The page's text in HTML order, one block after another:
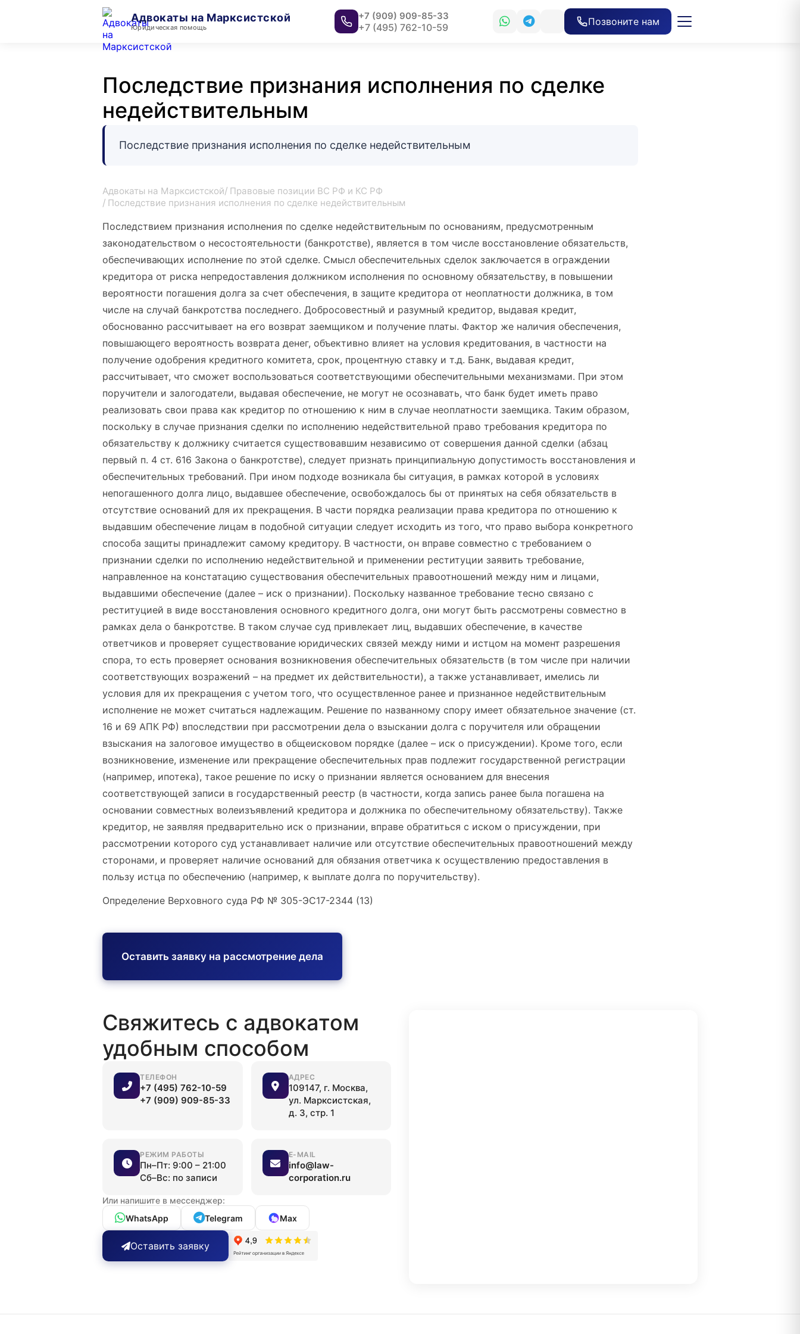
Адвокаты на Марксистской
Юридическая помощь
+7 (909) 909-85-33
+7 (495) 762-10-59 Позвоните нам
Последствие признания исполнения по сделке
недействительным
Последствие признания исполнения по сделке недействительным
Адвокаты на Марксистской Правовые позиции ВС РФ и КС РФ
Последствие признания исполнения по сделке недействительным
Последствием признания исполнения по сделке недействительным по основаниям, предусмотренным
законодательством о несостоятельности (банкротстве), является в том числе восстановление обязательств,
обеспечивающих исполнение по этой сделке. Смысл обеспечительных сделок заключается в ограждении
кредитора от риска непредоставления должником исполнения по основному обязательству, в повышении
вероятности погашения долга за счет обеспечения, в защите кредитора от неоплатности должника, в том
числе на случай банкротства последнего. Добросовестный и разумный кредитор, выдавая кредит,
обоснованно рассчитывает на его возврат заемщиком и получение платы. Фактор же наличия обеспечения,
повышающего вероятность возврата денег, объективно влияет на условия кредитования, в частности на
получение одобрения кредитного комитета, срок, процентную ставку и т.д. Банк, выдавая кредит,
рассчитывает, что сможет воспользоваться соответствующими обеспечительными механизмами. При этом
поручители и залогодатели, выдавая обеспечение, не могут не осознавать, что банк будет иметь право
реализовать свои права как кредитор по отношению к ним в случае неоплатности заемщика. Таким образом,
поскольку в случае признания сделки по исполнению недействительной право требования кредитора по
обязательству к должнику считается существовавшим независимо от совершения данной сделки (абзац
первый п. 4 ст. 616 Закона о банкротстве), следует признать принципиальную допустимость восстановления и
обеспечительных требований. При ином подходе возникала бы ситуация, в рамках которой в условиях
непогашенного долга лицо, выдавшее обеспечение, освобождалось бы от принятых на себя обязательств в
отсутствие оснований для их прекращения. В части порядка реализации права кредитора по отношению к
выдавшим обеспечение лицам в подобной ситуации следует исходить из того, что право выбора конкретного
способа защиты принадлежит самому кредитору. В частности, он вправе совместно с требованием о
признании сделки по исполнению недействительной и применении реституции заявить требование,
направленное на констатацию существования обеспечительных правоотношений между ним и лицами,
выдавшими обеспечение (далее – иск о признании). Поскольку названное требование тесно связано с
реституцией в виде восстановления основного кредитного долга, они могут быть рассмотрены совместно в
рамках дела о банкротстве. В таком случае суд привлекает лиц, выдавших обеспечение, в качестве
ответчиков и проверяет существование юридических связей между ними и истцом на момент разрешения
спора, то есть проверяет основания возникновения обеспечительных обязательств (в том числе при наличии
соответствующих возражений – на предмет их действительности), а также устанавливает, имелись ли
условия для их прекращения с учетом того, что осуществленное ранее и признанное недействительным
исполнение не может считаться надлежащим. Решение по названному спору имеет обязательное значение (ст.
16 и 69 АПК РФ) впоследствии при рассмотрении дела о взыскании долга с поручителя или обращении
взыскания на залоговое имущество в общеисковом порядке (далее – иск о присуждении). Кроме того, если
возникновение, изменение или прекращение обеспечительных прав подлежит государственной регистрации
(например, ипотека), такое решение по иску о признании является основанием для внесения
соответствующей записи в государственный реестр (в частности, когда запись ранее была погашена на
основании совместных волеизъявлений кредитора и должника по обеспечительному обязательству). Также
кредитор, не заявляя предварительно иск о признании, вправе обратиться с иском о присуждении, при
рассмотрении которого суд устанавливает наличие или отсутствие обеспечительных правоотношений между
сторонами, и проверяет наличие оснований для обязания ответчика к осуществлению предоставления в
пользу истца по обеспечению (например, к выплате долга по поручительству).
Определение Верховного суда РФ № 305-ЭС17-2344 (13)
Оставить заявку на рассмотрение дела
Свяжитесь с адвокатом
удобным способом
ТЕЛЕФОН
+7 (495) 762-10-59
+7 (909) 909-85-33
АДРЕС
109147, г. Москва,
ул. Марксистская,
д. 3, стр. 1
РЕЖИМ РАБОТЫ
Пн–Пт: 9:00 – 21:00
Сб–Вс: по записи
E-MAIL
info@law-
corporation.ru
Или напишите в мессенджер:
WhatsApp
Telegram Max
Оставить заявку